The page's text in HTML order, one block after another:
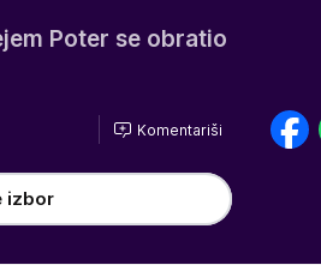
Poter se obratio
Komentariši
izbor